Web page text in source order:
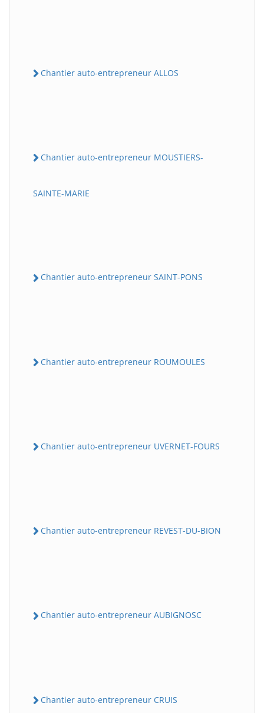
Chantier auto-entrepreneur ALLOS
Chantier auto-entrepreneur MOUSTIERS-
SAINTE-MARIE
Chantier auto-entrepreneur SAINT-PONS
Chantier auto-entrepreneur ROUMOULES
Chantier auto-entrepreneur UVERNET-FOURS
Chantier auto-entrepreneur REVEST-DU-BION
Chantier auto-entrepreneur AUBIGNOSC
Chantier auto-entrepreneur CRUIS